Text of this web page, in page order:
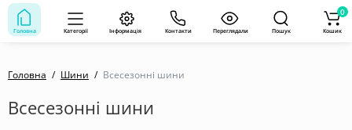
Головна Категорії Інформація Контакти Переглядали Пошук Кошик
0
Головна Шини Всесезонні шини
Всесезонні шини